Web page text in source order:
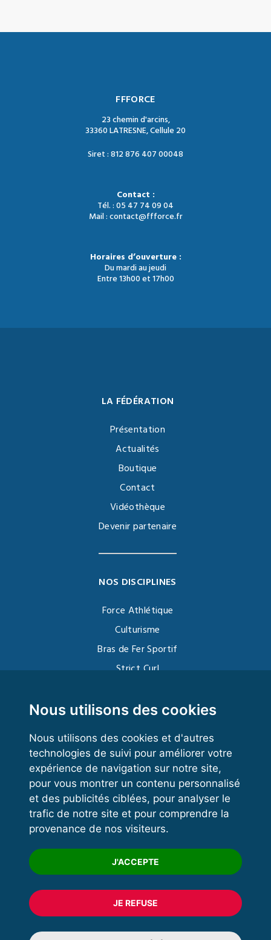
Nous utilisons des cookies
Nous utilisons des cookies et d'autres
technologies de suivi pour améliorer votre
expérience de navigation sur notre site,
pour vous montrer un contenu personnalisé
et des publicités ciblées, pour analyser le
trafic de notre site et pour comprendre la
provenance de nos visiteurs.
J'ACCEPTE
JE REFUSE
FFFORCE
23 chemin d'arcins,
33360 LATRESNE, Cellule 20
Siret : 812 876 407 00048
Contact :
Tél. : 05 47 74 09 04
Mail : contact@ffforce.fr
Horaires d’ouverture :
Du mardi au jeudi
Entre 13h00 et 17h00
LA FÉDÉRATION
Présentation
Actualités
Boutique
Contact
Vidéothèque
Devenir partenaire
NOS DISCIPLINES
Force Athlétique
Culturisme
Bras de Fer Sportif
Strict Curl
Kettlebell
VOS ESPACES
Espace dirigeant
Espace licencié
Trouver un club
Formation
© 2020 FFFORCE Tous droits réservés
Mentions légales